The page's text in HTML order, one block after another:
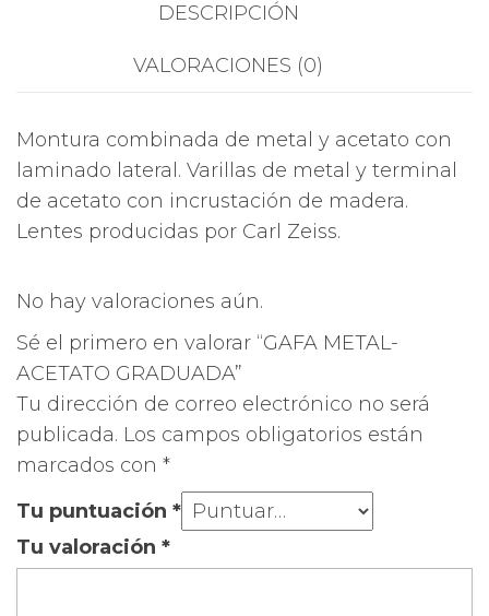
DESCRIPCIÓN
VALORACIONES (0)
Montura combinada de metal y acetato con
laminado lateral. Varillas de metal y terminal
de acetato con incrustación de madera.
Lentes producidas por Carl Zeiss.
No hay valoraciones aún.
Sé el primero en valorar “GAFA METAL-
ACETATO GRADUADA”
Tu dirección de correo electrónico no será
publicada. Los campos obligatorios están
marcados con *
Tu puntuación *
Tu valoración *